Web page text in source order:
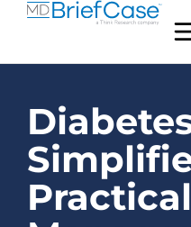
Practical